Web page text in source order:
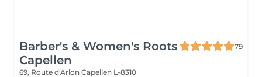
Barber's & Women's Roots
Capellen
79
69, Route d'Arlon Capellen L-8310